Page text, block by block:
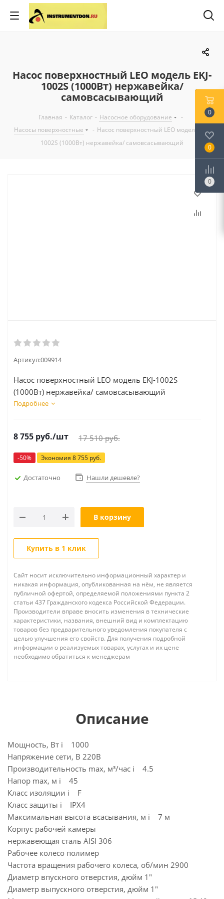
Насос поверхностный LEO модель EKJ-
1002S (1000Вт) нержавейка/
самовсасывающий
Главная - Каталог - Насосное оборудование
-
Насосы поверхностные
- Насос поверхностный LEO модель EKJ-
1002S (1000Вт) нержавейка/ самовсасывающий
Артикул:009914
Насос поверхностный LEO модель EKJ-1002S
(1000Вт) нержавейка/ самовсасывающий
Подробнее
8 755 руб./шт 17 510руб.
-50% Экономия 8 755 руб.
Достаточно Нашли дешевле?
В корзину
Купить в 1 клик
Сайт носит исключительно информационный характер и
никакая информация, опубликованная на нём, не является
публичной офертой, определяемой положениями пункта 2
статьи 437 Гражданского кодекса Российской Федерации.
Производители вправе вносить изменения в технические
характеристики, названия, внешний вид и комплектацию
товаров без предварительного уведомления покупателя с
целью улучшения его свойств. Для получения подробной
информации о реализуемых товарах, услугах и их цене
необходимо обратиться к менеджерам
Описание
Мощность, Вт i 1000
Напряжение сети, В 220В
Производительность max, м³/час i 4.5
Напор max, м i 45
Класс изоляции i F
Класс защиты i IPX4
Максимальная высота всасывания, м i 7 м
Корпус рабочей камеры
нержавеющая сталь AISI 306
Рабочее колесо полимер
Частота вращения рабочего колеса, об/мин 2900
Диаметр впускного отверстия, дюйм 1"
Диаметр выпускного отверстия, дюйм 1"
0
0
0